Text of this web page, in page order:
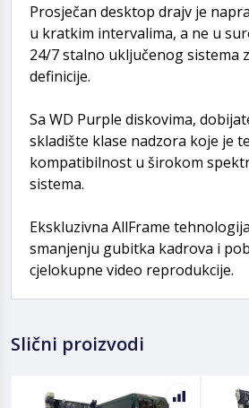
Prosječan desktop drajv je
u kratkim intervalima, a ne u
24/7 stalno uključenog sistema
definicije.
Sa WD Purple diskovima,
skladište klase nadzora koje je
kompatibilnost u širokom
sistema.
Ekskluzivna AllFrame
smanjenju gubitka kadrova i
cjelokupne video reprodukcije.
Slični proizvodi